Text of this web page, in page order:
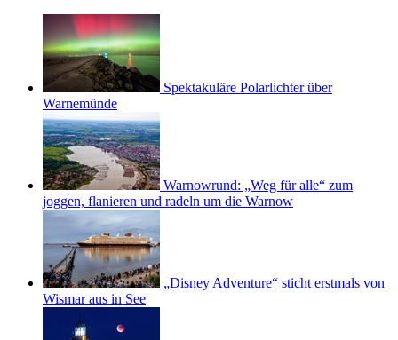
Spektakuläre Polarlichter über
Warnemünde
Warnowrund: „Weg für alle“ zum
joggen, flanieren und radeln um die Warnow
„Disney Adventure“ sticht erstmals von
Wismar aus in See